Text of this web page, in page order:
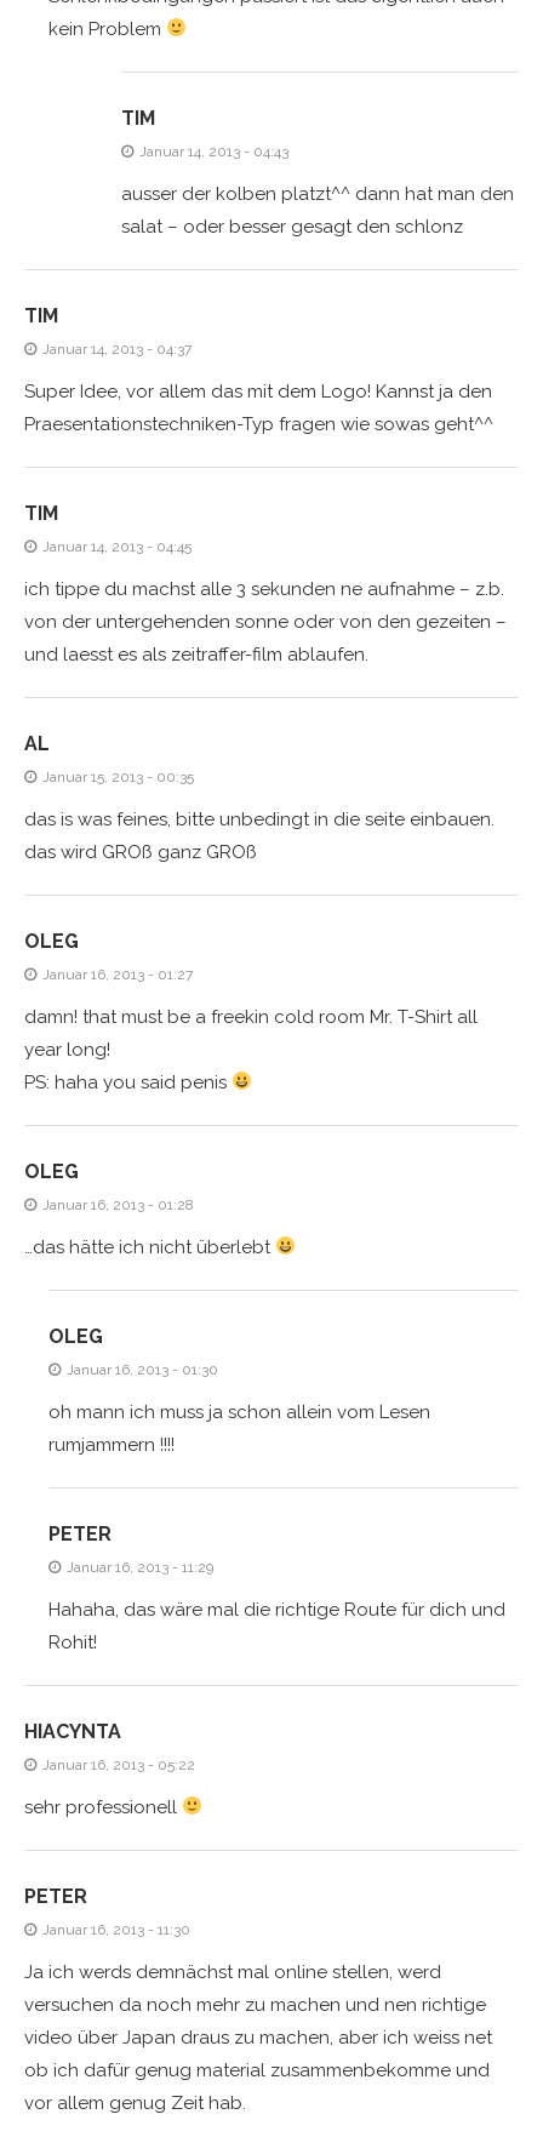
kein Problem
TIM
Januar 14, 2013 - 04:43
ausser der kolben platzt^^ dann hat man den
salat – oder besser gesagt den schlonz
TIM
Januar 14, 2013 - 04:37
Super Idee, vor allem das mit dem Logo! Kannst ja den
Praesentationstechniken-Typ fragen wie sowas geht^^
TIM
Januar 14, 2013 - 04:45
ich tippe du machst alle 3 sekunden ne aufnahme – z.b.
von der untergehenden sonne oder von den gezeiten –
und laesst es als zeitraffer-film ablaufen.
AL
Januar 15, 2013 - 00:35
das is was feines, bitte unbedingt in die seite einbauen.
das wird GROß ganz GROß
OLEG
Januar 16, 2013 - 01:27
damn! that must be a freekin cold room Mr. T-Shirt all
year long!
PS: haha you said penis
OLEG
Januar 16, 2013 - 01:28
…das hätte ich nicht überlebt
OLEG
Januar 16, 2013 - 01:30
oh mann ich muss ja schon allein vom Lesen
rumjammern !!!!
PETER
Januar 16, 2013 - 11:29
Hahaha, das wäre mal die richtige Route für dich und
Rohit!
HIACYNTA
Januar 16, 2013 - 05:22
sehr professionell
PETER
Januar 16, 2013 - 11:30
Ja ich werds demnächst mal online stellen, werd
versuchen da noch mehr zu machen und nen richtige
video über Japan draus zu machen, aber ich weiss net
ob ich dafür genug material zusammenbekomme und
vor allem genug Zeit hab.